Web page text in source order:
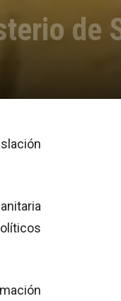
de